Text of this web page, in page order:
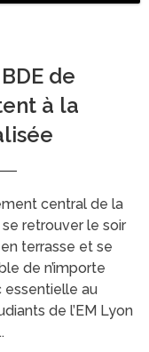
de
à la
central de la
retrouver le soir
terrasse et se
de n’importe
essentielle au
de l’EM Lyon